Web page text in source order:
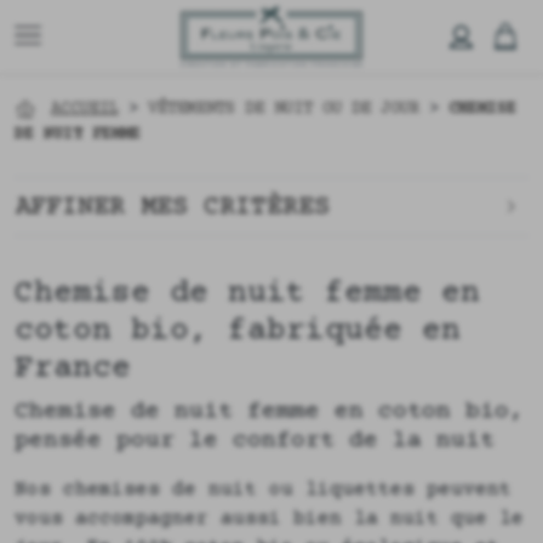
ACCUEIL > VÊTEMENTS DE NUIT OU DE JOUR >
CHEMISE
DE NUIT FEMME
AFFINER MES CRITÈRES
Chemise de nuit femme en
coton bio, fabriquée en
France
Chemise de nuit femme en coton bio,
pensée pour le confort de la nuit
Nos chemises de nuit ou liquettes peuvent
vous accompagner aussi bien la nuit que le